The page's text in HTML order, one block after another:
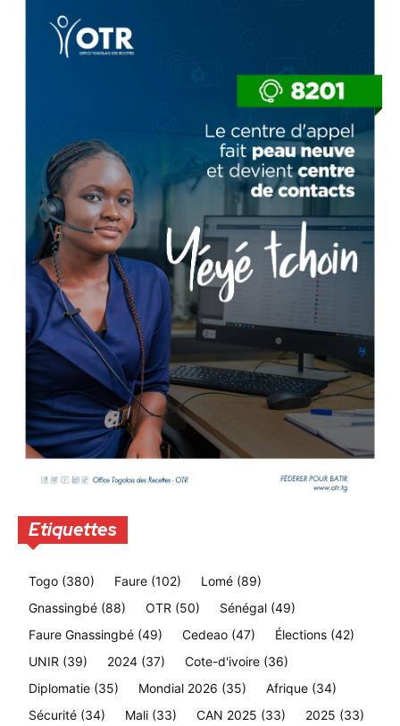
Etiquettes
Togo (380) Faure (102) Lomé (89)
Gnassingbé (88) OTR (50) Sénégal (49)
Faure Gnassingbé (49) Cedeao (47) Élections (42)
UNIR (39) 2024 (37) Cote-d'ivoire (36)
Diplomatie (35) Mondial 2026 (35) Afrique (34)
Sécurité (34) Mali (33) CAN 2025 (33) 2025 (33)